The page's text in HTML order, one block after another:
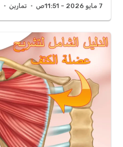
7 مايو 2026 - 11:51ص تمارين